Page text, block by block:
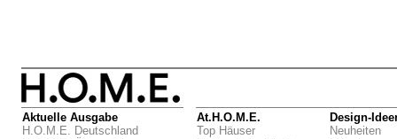
Aktuelle Ausgabe
H.O.M.E. Deutschland
At.H.O.M.E.
Top Häuser
Design-
Neuheiten